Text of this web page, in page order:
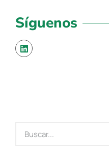
Síguenos